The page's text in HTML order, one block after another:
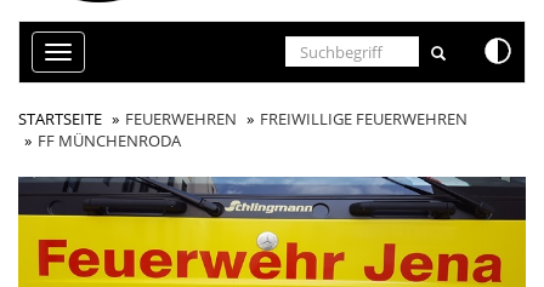
Toggle
navigation
STARTSEITE FEUERWEHREN
FREIWILLIGE FEUERWEHREN
FF MÜNCHENRODA